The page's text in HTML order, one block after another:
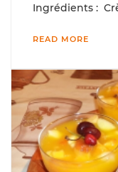
Ingrédients :
READ MORE